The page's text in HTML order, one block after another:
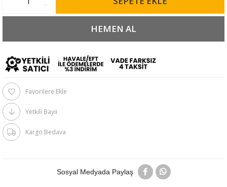
Favorilere Ekle
Yetkili Bayii
Kargo Bedava
Sosyal Medyada Paylaş